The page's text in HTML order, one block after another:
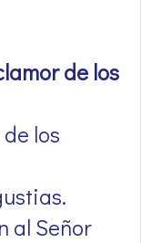
de los
los
al Señor